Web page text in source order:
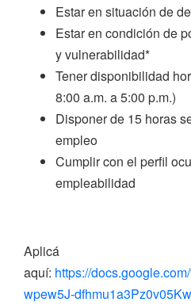
Estar en situación de
Estar en condición de
y vulnerabilidad*
Tener disponibilidad
8:00 a.m. a 5:00 p.m.)
Disponer de 15 horas
empleo
Cumplir con el perfil
empleabilidad
Aplicá
aquí: https://
wpew5J-